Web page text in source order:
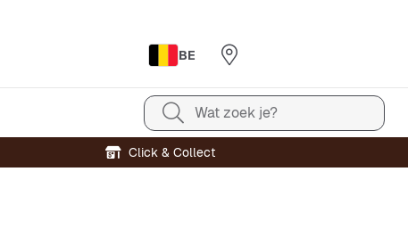
BE
Wat zoek je?
Click & Collect